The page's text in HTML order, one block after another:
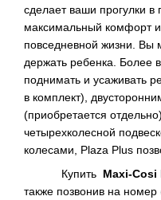
сделает ваши прогулки
максимальный комфорт
повседневной жизни. Вы
держать ребенка. Более
поднимать и усаживать
в комплект),
(приобретается
четырехколесной
колесами, Plaza Plus
Купить Maxi-Cosi
также позвонив на